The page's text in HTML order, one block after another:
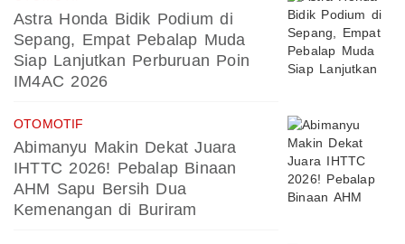
Astra Honda Bidik Podium di
Sepang, Empat Pebalap Muda
Siap Lanjutkan Perburuan Poin
IM4AC 2026
OTOMOTIF
Abimanyu Makin Dekat Juara
IHTTC 2026! Pebalap Binaan
AHM Sapu Bersih Dua
Kemenangan di Buriram